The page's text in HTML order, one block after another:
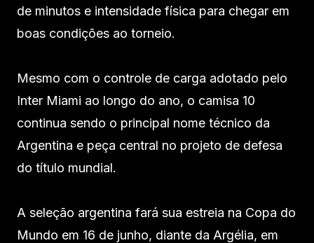
de minutos e intensidade física para chegar em
boas condições ao torneio.
Mesmo com o controle de carga adotado pelo
Inter Miami ao longo do ano, o camisa 10
continua sendo o principal nome técnico da
Argentina e peça central no projeto de defesa
do título mundial.
A seleção argentina fará sua estreia na Copa do
Mundo em 16 de junho, diante da Argélia, em